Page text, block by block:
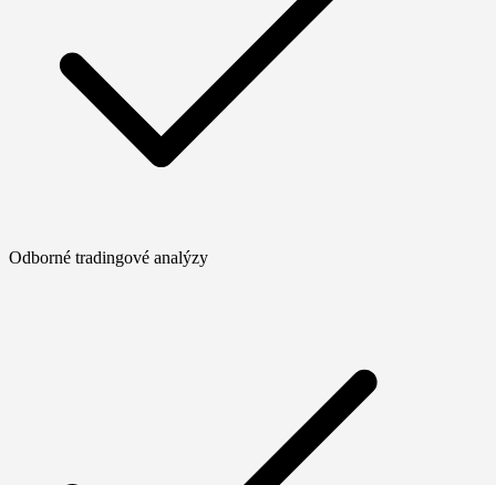
Odborné tradingové analýzy